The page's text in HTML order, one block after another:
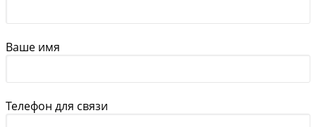
Ваше имя
Телефон для связи